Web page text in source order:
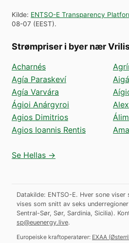
Kilde: ENTSO-E Transparency
08-07 (EEST).
Strømpriser i byer nær
Acharnés
Agía Paraskeví
Agía Varvára
Ágioi Anárgyroi
Agios Dimitrios
Agios Ioannis Rentis
Se Hellas →
Datakilde: ENTSO-E. Hver sone
vises som snitt av seks
Sentral-Sør, Sør, Sardinia, Sicilia).
sp@euenergy.live.
Europeiske kraftoperatører: EXAA (